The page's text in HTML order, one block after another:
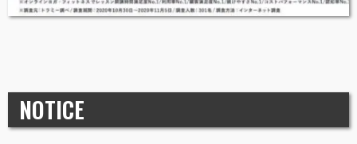
NOTICE